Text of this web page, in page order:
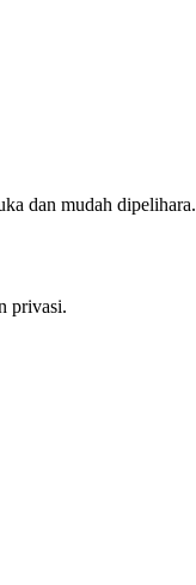
dan mudah dipelihara.
privasi.